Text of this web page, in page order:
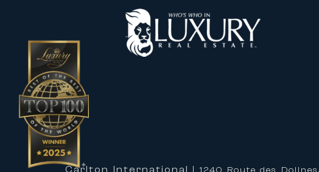
Unsere Immobilien in der Nähe des
Fachleuten und Unternehmen, von
zugeschnitten ist.
Maßgeschneiderte Betreuung für Ihren
Eine Immobilie mit Carlton International
hochwertigen Betreuung zu profitieren,
Unsere Teams unterstützen Sie bei der
Dienstleistungen an:
• Maßgeschneiderte Organisation Ihres